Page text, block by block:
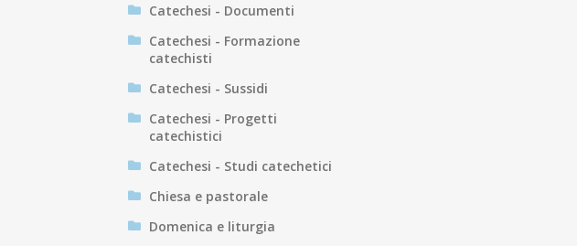
Catechesi - Documenti
Catechesi - Formazione
catechisti
Catechesi - Sussidi
Catechesi - Progetti
catechistici
Catechesi - Studi catechetici
Chiesa e pastorale
Domenica e liturgia